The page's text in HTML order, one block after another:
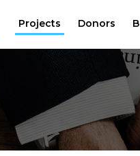
Projects Donors